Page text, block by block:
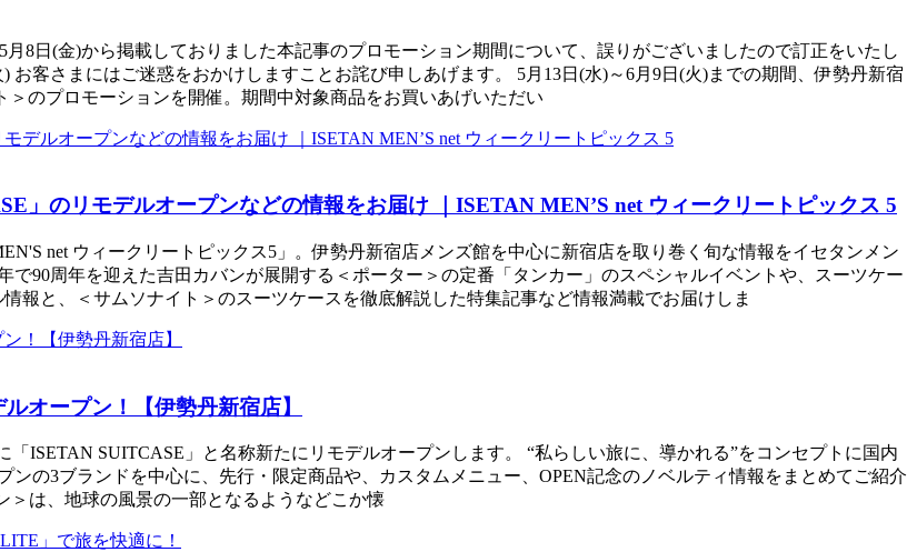
8日(金)から掲載しておりました本記事のプロモーション期間について、誤りがございましたので訂正をいたし
お客さまにはご迷惑をおかけしますことお詫び申しあげます。 5月13日(水)～6月9日(火)までの期間、伊勢丹新宿
のプロモーションを開催。期間中対象商品をお買いあげいただい
」のリモデルオープンなどの情報をお届け ｜ISETAN MEN’S net ウィークリートピックス 5
net ウィークリートピックス5」。伊勢丹新宿店メンズ館を中心に新宿店を取り巻く旬な情報をイセタンメン
で90周年を迎えた吉田カバンが展開する＜ポーター＞の定番「タンカー」のスペシャルイベントや、スーツケー
報と、＜サムソナイト＞のスーツケースを徹底解説した特集記事など情報満載でお届けしま
オープン！【伊勢丹新宿店】
ISETAN SUITCASE」と名称新たにリモデルオープンします。 “私らしい旅に、導かれる”をコンセプトに国内
の3ブランドを中心に、先行・限定商品や、カスタムメニュー、OPEN記念のノベルティ情報をまとめてご紹介
＞は、地球の風景の一部となるようなどこか懐